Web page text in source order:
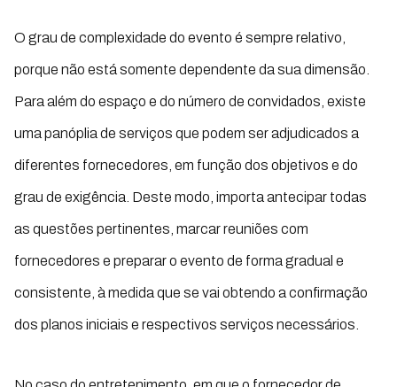
O grau de complexidade do evento é sempre relativo,
porque não está somente dependente da sua dimensão.
Para além do espaço e do número de convidados, existe
uma panóplia de serviços que podem ser adjudicados a
diferentes fornecedores, em função dos objetivos e do
grau de exigência. Deste modo, importa antecipar todas
as questões pertinentes, marcar reuniões com
fornecedores e preparar o evento de forma gradual e
consistente, à medida que se vai obtendo a confirmação
dos planos iniciais e respectivos serviços necessários.